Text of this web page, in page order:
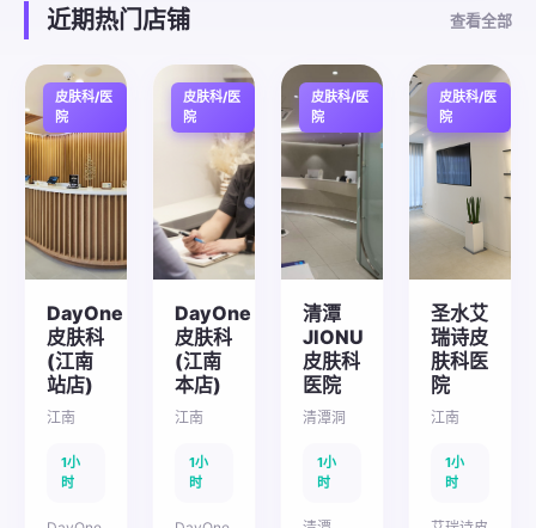
近期热门店铺 查看全部
皮肤科/医
院
DayOne
皮肤科
(江南
站店)
江南
1小
时
皮肤科/医
院
DayOne
皮肤科
(江南
本店)
江南
1小
时
皮肤科/医
院
清潭
JIONU
皮肤科
医院
清潭洞
1小
时
皮肤科/医
院
圣水艾
瑞诗皮
肤科医
院
江南
1小
时